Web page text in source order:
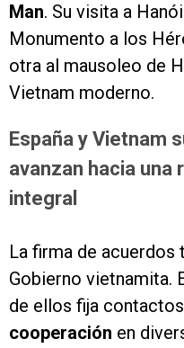
Man. Su visita a
Monumento a los
otra al mausoleo de
Vietnam moderno.
España y Vietnam
avanzan hacia
integral
La firma de acuerdos
Gobierno vietnamita.
de ellos fija
cooperación en